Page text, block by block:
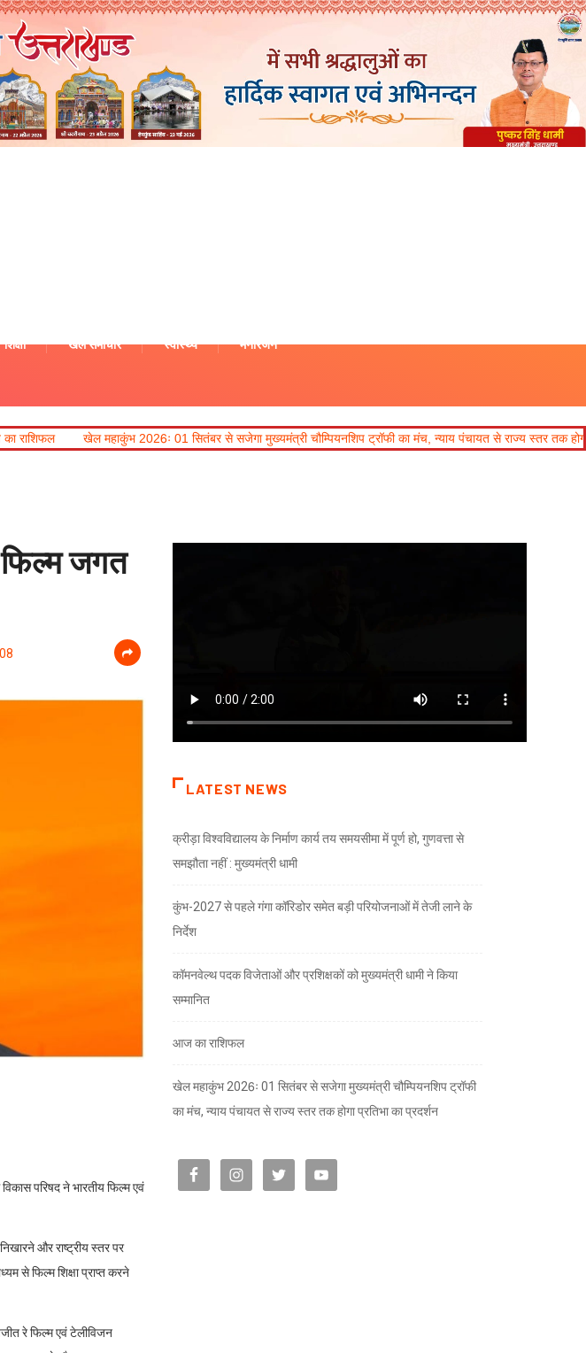
शिक्षा खेल समाचार स्वास्थ्य मनोरंजन
01 सितंबर से सजेगा मुख्यमंत्री चौम्पियनशिप ट्रॉफी का मंच, न्याय पंचायत से राज्य स्तर तक होगा प्रतिभा का प्रदर्शन
फिल्म जगत
परिषद ने भारतीय फिल्म एवं
और राष्ट्रीय स्तर पर
से फिल्म शिक्षा प्राप्त करने
रे फिल्म एवं टेलीविजन
LATEST NEWS
क्रीड़ा विश्वविद्यालय के निर्माण कार्य तय समयसीमा में पूर्ण हो, गुणवत्ता से
समझौता नहीं : मुख्यमंत्री धामी
कुंभ-2027 से पहले गंगा कॉरिडोर समेत बड़ी परियोजनाओं में तेजी लाने के
निर्देश
कॉमनवेल्थ पदक विजेताओं और प्रशिक्षकों को मुख्यमंत्री धामी ने किया
सम्मानित
आज का राशिफल
खेल महाकुंभ 2026ः 01 सितंबर से सजेगा मुख्यमंत्री चौम्पियनशिप ट्रॉफी
का मंच, न्याय पंचायत से राज्य स्तर तक होगा प्रतिभा का प्रदर्शन